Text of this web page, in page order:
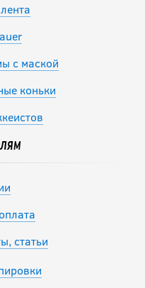
с маской
коньки
статьи